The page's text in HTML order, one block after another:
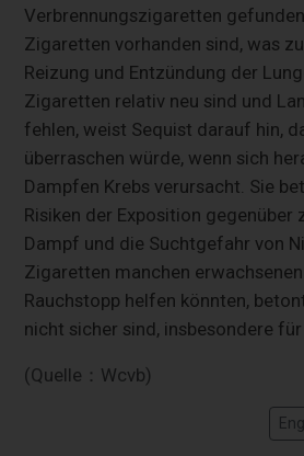
Verbrennungszigaretten
Zigaretten vorhanden sind, was
Reizung und Entzündung der
Zigaretten relativ neu sind und
fehlen, weist Sequist darauf hin,
überraschen würde, wenn sich
Dampfen Krebs verursacht. Sie
Risiken der Exposition gegenüber
Dampf und die Suchtgefahr von
Zigaretten manchen
Rauchstopp helfen könnten,
nicht sicher sind, insbesondere
(Quelle：Wcvb)